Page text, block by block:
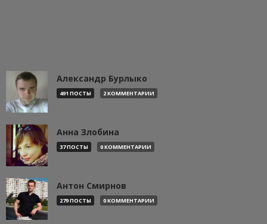
Александр Бурлыко
491 ПОСТЫ 2 КОММЕНТАРИИ
Анна Злобина
37 ПОСТЫ 0 КОММЕНТАРИИ
Антон Смирнов
279 ПОСТЫ 0 КОММЕНТАРИИ